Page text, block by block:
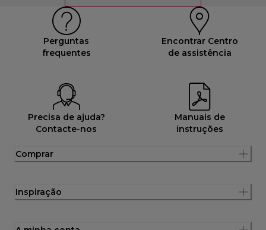
Perguntas
frequentes
Encontrar Centro
de assistência
Precisa de ajuda?
Contacte-nos
Manuais de
instruções
Comprar
Inspiração